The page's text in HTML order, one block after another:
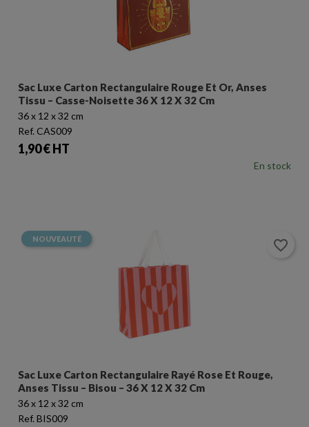
Sac Luxe Carton Rectangulaire Rouge Et Or, Anses
Tissu – Casse-Noisette 36 X 12 X 32 Cm
36 x 12 x 32 cm
Ref. CAS009
Prix
1,90 € HT
En stock
Sac Luxe Carton Rectangulaire Rayé Rose Et Rouge,
Anses Tissu – Bisou – 36 X 12 X 32 Cm
36 x 12 x 32 cm
Ref. BIS009
NOUVEAUTÉ favorite_border